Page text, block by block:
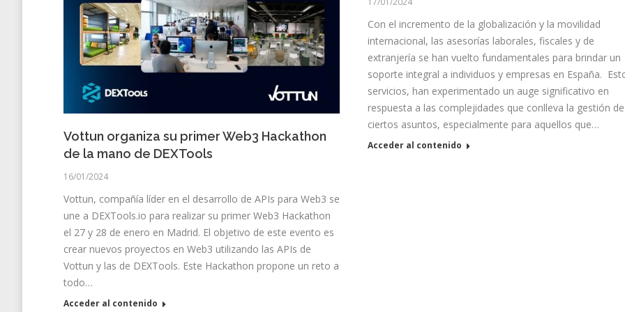
Con el incremento de la globalización y la movilidad
internacional, las asesorías laborales, fiscales y de
extranjería se han vuelto fundamentales para brindar un
soporte integral a individuos y empresas en España.
servicios, han experimentado un auge significativo en
respuesta a las complejidades que conlleva la gestión de
ciertos asuntos, especialmente para aquellos que…
Acceder al contenido
Vottun organiza su primer Web3 Hackathon
de la mano de DEXTools
16/01/2024
Vottun, compañía líder en el desarrollo de APIs para Web3 se
une a DEXTools.io para realizar su primer Web3 Hackathon
el 27 y 28 de enero en Madrid. El objetivo de este evento es
crear nuevos proyectos en Web3 utilizando las APIs de
Vottun y las de DEXTools. Este Hackathon propone un reto a
todo…
Acceder al contenido